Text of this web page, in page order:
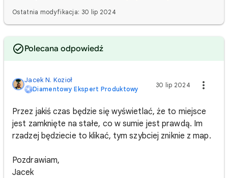
Ostatnia modyfikacja: 30 lip 2024
Polecana odpowiedź
Jacek N. Kozioł
Diamentowy Ekspert Produktowy
30 lip 2024
Przez jakiś czas będzie się wyświetlać, że to miejsce
jest zamknięte na stałe, co w sumie jest prawdą. Im
rzadzej będziecie to klikać, tym szybciej zniknie z map.
Pozdrawiam,
Jacek